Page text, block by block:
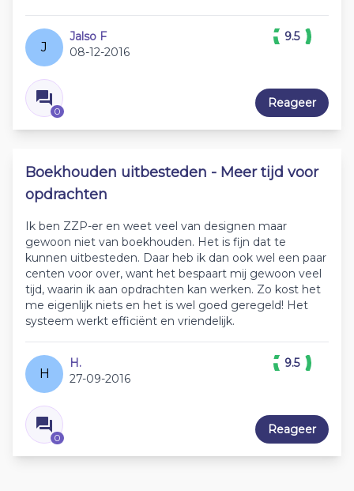
J
Jalso F
08-12-2016
0
9.5
Reageer
Boekhouden uitbesteden - Meer tijd voor
opdrachten
Ik ben ZZP-er en weet veel van designen maar
gewoon niet van boekhouden. Het is fijn dat te
kunnen uitbesteden. Daar heb ik dan ook wel een paar
centen voor over, want het bespaart mij gewoon veel
tijd, waarin ik aan opdrachten kan werken. Zo kost het
me eigenlijk niets en het is wel goed geregeld! Het
systeem werkt efficiënt en vriendelijk.
H
H.
27-09-2016
0
9.5
Reageer